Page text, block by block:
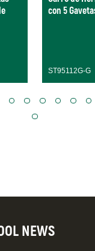
con 5
ST95112G-G
NEWS